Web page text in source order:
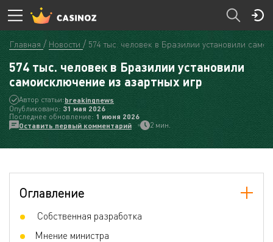
Главная Новости 574 тыс. человек в Бразилии установили
574 тыс. человек в Бразилии установили
самоисключение из азартных игр
Автор статьи:breakingnews
Опубликовано: 31 мая 2026
Последнее обновление:1 июня 2026
Оставить первый комментарий
2 мин.
Оглавление
Собственная разработка
Мнение министра